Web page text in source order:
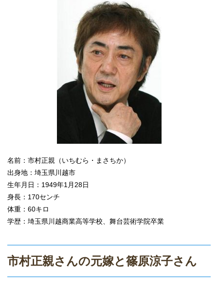
名前：市村正親（いちむら・まさちか）
出身地：埼玉県川越市
生年月日：1949年1月28日
身長：170センチ
体重：60キロ
学歴：埼玉県川越商業高等学校、舞台芸術学院卒業
市村正親さんの元嫁と篠原涼子さん